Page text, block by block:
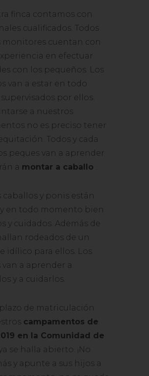
finca contamos con
cualificados. Todos
monitores cuentan con
en efectuar
con los pequeños. Los
van a estar en todo
por ellos.
a nuestros
no es preciso tener
Todos y cada
peques van a aprender
a montar a caballo
caballos y ponis están
en todo momento bien
y cuidados. Además de
rodeados de un
idílico para ellos. Los
a aprender a
y a cuidarlos.
de matriculación
campamentos de
en la Comunidad de
se halla abierto. ¡No
y apunte a sus hijos a